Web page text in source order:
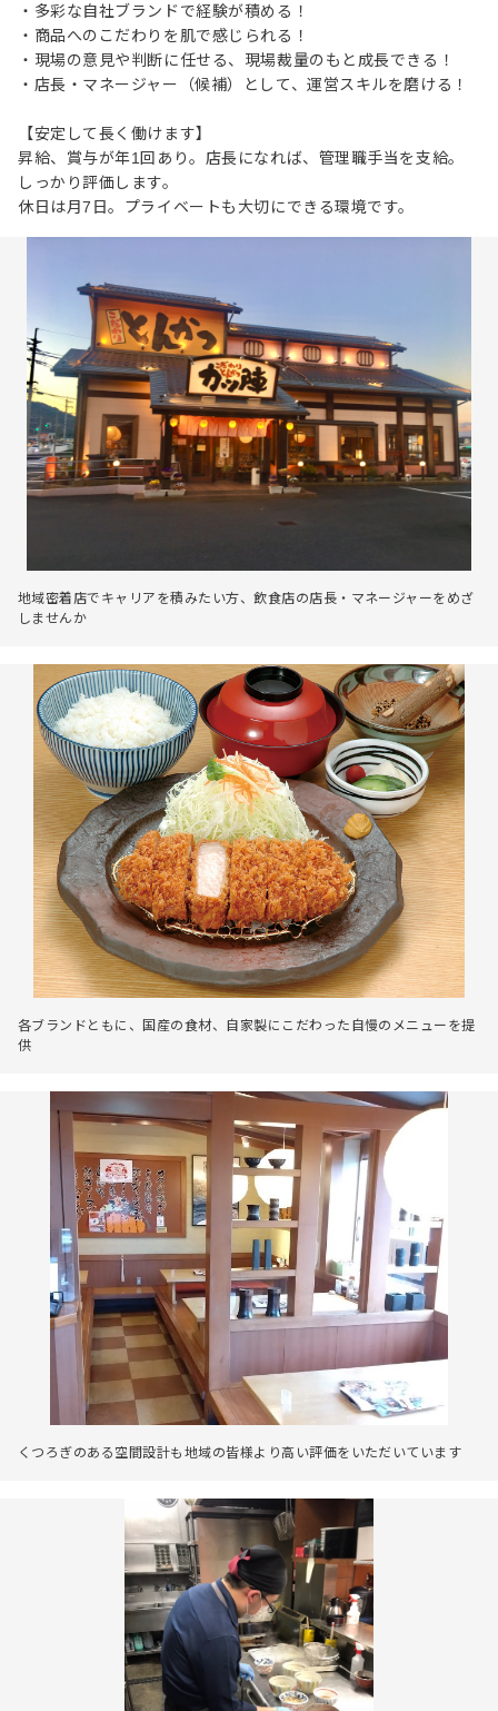
・多彩な自社ブランドで経験が積める！
・商品へのこだわりを肌で感じられる！
・現場の意見や判断に任せる、現場裁量のもと成長できる！
・店長・マネージャー（候補）として、運営スキルを磨ける！
【安定して長く働けます】
昇給、賞与が年1回あり。店長になれば、管理職手当を支給。
しっかり評価します。
休日は月7日。プライベートも大切にできる環境です。
地域密着店でキャリアを積みたい方、飲食店の店長・マネージャーをめざ
しませんか
各ブランドともに、国産の食材、自家製にこだわった自慢のメニューを提
供
くつろぎのある空間設計も地域の皆様より高い評価をいただいています